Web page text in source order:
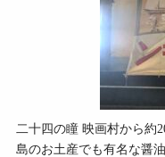
二十四の瞳 映画村から約
島のお土産でも有名な醤